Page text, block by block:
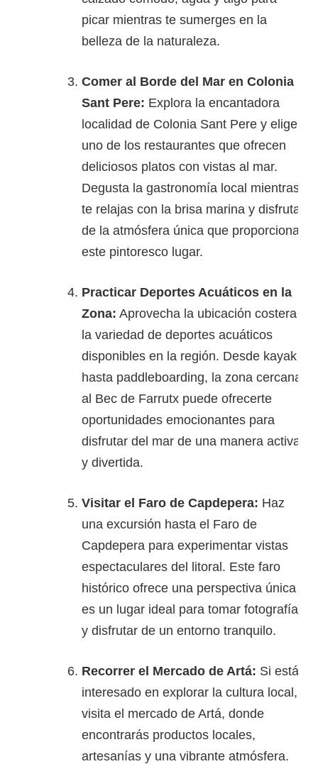
picar mientras te sumerges en la
belleza de la naturaleza.
Comer al Borde del Mar en Colonia
Sant Pere: Explora la encantadora
localidad de Colonia Sant Pere y elige
uno de los restaurantes que ofrecen
deliciosos platos con vistas al mar.
Degusta la gastronomía local mientras
te relajas con la brisa marina y disfrutas
de la atmósfera única que proporciona
este pintoresco lugar.
Practicar Deportes Acuáticos en la
Zona: Aprovecha la ubicación costera y
la variedad de deportes acuáticos
disponibles en la región. Desde kayak
hasta paddleboarding, la zona cercana
al Bec de Farrutx puede ofrecerte
oportunidades emocionantes para
disfrutar del mar de una manera activa
y divertida.
Visitar el Faro de Capdepera: Haz
una excursión hasta el Faro de
Capdepera para experimentar vistas
espectaculares del litoral. Este faro
histórico ofrece una perspectiva única y
es un lugar ideal para tomar fotografías
y disfrutar de un entorno tranquilo.
Recorrer el Mercado de Artá: Si estás
interesado en explorar la cultura local,
visita el mercado de Artá, donde
encontrarás productos locales,
artesanías y una vibrante atmósfera.